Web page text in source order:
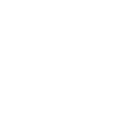
(8 středních